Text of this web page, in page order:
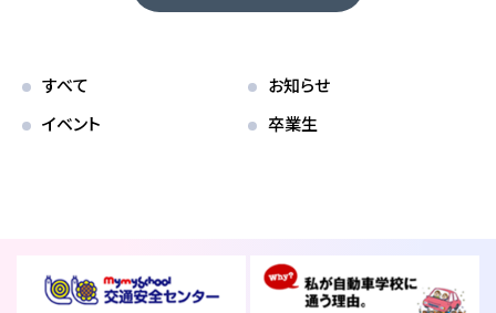
各校紹介
すべて
お知らせ
イベント
卒業生